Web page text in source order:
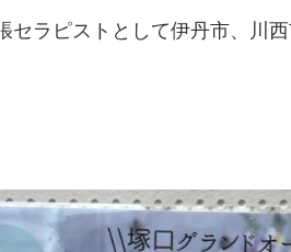
セラピストとして伊丹市、川